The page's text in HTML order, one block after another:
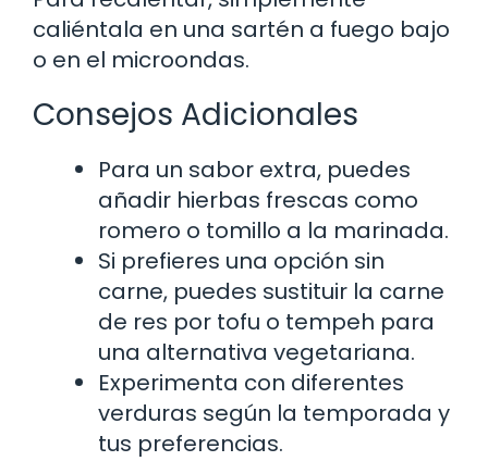
caliéntala en una sartén a fuego bajo
o en el microondas.
Consejos Adicionales
Para un sabor extra, puedes
añadir hierbas frescas como
romero o tomillo a la marinada.
Si prefieres una opción sin
carne, puedes sustituir la carne
de res por tofu o tempeh para
una alternativa vegetariana.
Experimenta con diferentes
verduras según la temporada y
tus preferencias.